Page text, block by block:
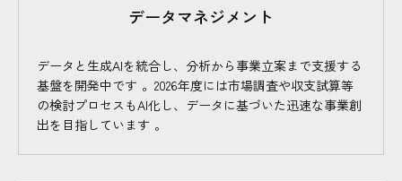
データマネジメント
データと生成AIを統合し、分析から事業立案まで支援する
基盤を開発中です 。2026年度には市場調査や収支試算等
の検討プロセスもAI化し、データに基づいた迅速な事業創
出を目指しています 。